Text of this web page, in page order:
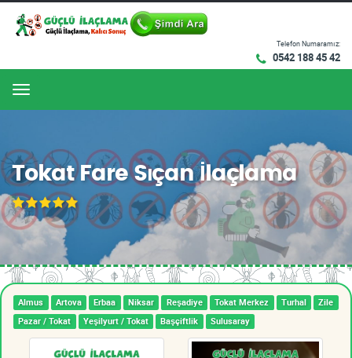
Telefon Numaramız:
0542 188 45 42
Menu
Tokat Fare Sıçan İlaçlama
Almus Artova Erbaa Niksar Reşadiye Tokat Merkez Turhal
Zile
Pazar / Tokat
Yeşilyurt / Tokat Başçiftlik Sulusaray